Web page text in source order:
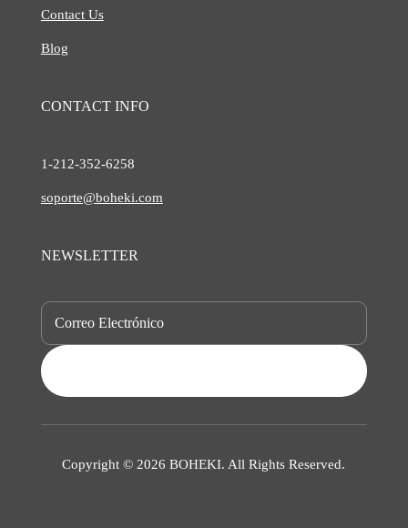
Contact Us
Blog
CONTACT INFO
1-212-352-6258
soporte@boheki.com
NEWSLETTER
Copyright © 2026 BOHEKI. All Rights Reserved.